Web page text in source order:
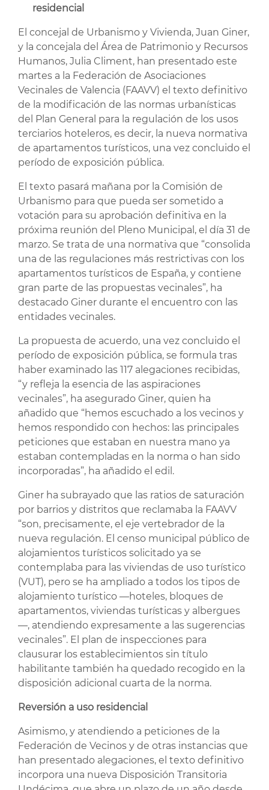
residencial
El concejal de Urbanismo y Vivienda, Juan Giner,
y la concejala del Área de Patrimonio y Recursos
Humanos, Julia Climent, han presentado este
martes a la Federación de Asociaciones
Vecinales de Valencia (FAAVV) el texto definitivo
de la modificación de las normas urbanísticas
del Plan General para la regulación de los usos
terciarios hoteleros, es decir, la nueva normativa
de apartamentos turísticos, una vez concluido el
período de exposición pública.
El texto pasará mañana por la Comisión de
Urbanismo para que pueda ser sometido a
votación para su aprobación definitiva en la
próxima reunión del Pleno Municipal, el día 31 de
marzo. Se trata de una normativa que “consolida
una de las regulaciones más restrictivas con los
apartamentos turísticos de España, y contiene
gran parte de las propuestas vecinales”, ha
destacado Giner durante el encuentro con las
entidades vecinales.
La propuesta de acuerdo, una vez concluido el
período de exposición pública, se formula tras
haber examinado las 117 alegaciones recibidas,
“y refleja la esencia de las aspiraciones
vecinales”, ha asegurado Giner, quien ha
añadido que “hemos escuchado a los vecinos y
hemos respondido con hechos: las principales
peticiones que estaban en nuestra mano ya
estaban contempladas en la norma o han sido
incorporadas”, ha añadido el edil.
Giner ha subrayado que las ratios de saturación
por barrios y distritos que reclamaba la FAAVV
“son, precisamente, el eje vertebrador de la
nueva regulación. El censo municipal público de
alojamientos turísticos solicitado ya se
contemplaba para las viviendas de uso turístico
(VUT), pero se ha ampliado a todos los tipos de
alojamiento turístico —hoteles, bloques de
apartamentos, viviendas turísticas y albergues
—, atendiendo expresamente a las sugerencias
vecinales”. El plan de inspecciones para
clausurar los establecimientos sin título
habilitante también ha quedado recogido en la
disposición adicional cuarta de la norma.
Reversión a uso residencial
Asimismo, y atendiendo a peticiones de la
Federación de Vecinos y de otras instancias que
han presentado alegaciones, el texto definitivo
incorpora una nueva Disposición Transitoria